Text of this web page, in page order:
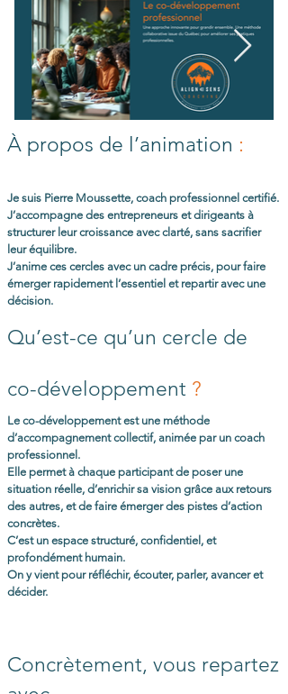
À propos de l’animation :
Je suis Pierre Moussette, coach professionnel certifié.
J’accompagne des entrepreneurs et dirigeants à
structurer leur croissance avec clarté, sans sacrifier
leur équilibre.
J’anime ces cercles avec un cadre précis, pour faire
émerger rapidement l’essentiel et repartir avec une
décision.
Qu’est-ce qu’un cercle de
co-développement ?
Le co-développement est une méthode
d’accompagnement collectif, animée par un coach
professionnel.
Elle permet à chaque participant de poser une
situation réelle, d’enrichir sa vision grâce aux retours
des autres, et de faire émerger des pistes d’action
concrètes.
C’est un espace structuré, confidentiel, et
profondément humain.
On y vient pour réfléchir, écouter, parler, avancer et
décider.
Concrètement, vous repartez